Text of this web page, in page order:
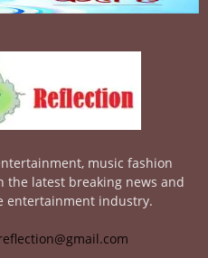
music fashion
the latest breaking news and
entertainment industry.